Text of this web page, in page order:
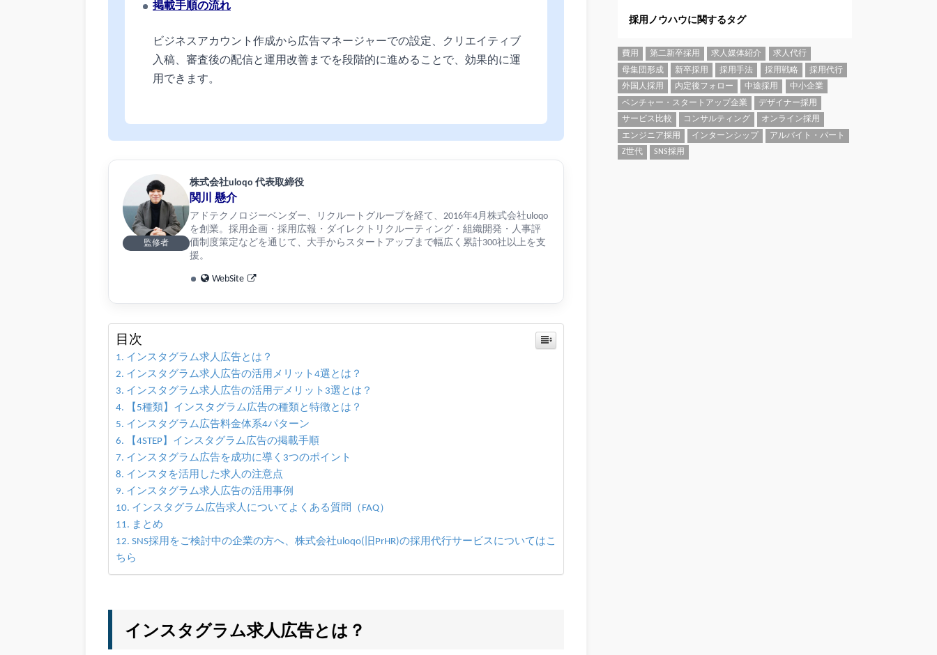
掲載手順の流れ
ビジネスアカウント作成から広告マネージャーでの設定、クリエイティブ
入稿、審査後の配信と運用改善までを段階的に進めることで、効果的に運
用できます。
監修者
株式会社uloqo 代表取締役
関川 懸介
アドテクノロジーベンダー、リクルートグループを経て、2016年4月株式会社uloqo
を創業。採用企画・採用広報・ダイレクトリクルーティング・組織開発・人事評
価制度策定などを通じて、大手からスタートアップまで幅広く累計300社以上を支
援。
WebSite
目次
インスタグラム求人広告とは？
インスタグラム求人広告の活用メリット4選とは？
インスタグラム求人広告の活用デメリット3選とは？
【5種類】インスタグラム広告の種類と特徴とは？
インスタグラム広告料金体系4パターン
【4STEP】インスタグラム広告の掲載手順
インスタグラム広告を成功に導く3つのポイント
インスタを活用した求人の注意点
インスタグラム求人広告の活用事例
インスタグラム広告求人についてよくある質問（FAQ）
まとめ
SNS採用をご検討中の企業の方へ、株式会社uloqo(旧PrHR)の採用代行サービスについてはこ
ちら
インスタグラム求人広告とは？
採用ノウハウに関するタグ
費用 第二新卒採用 求人媒体紹介
求人代行
母集団形成
新卒採用 採用手法 採用戦略
採用代行
外国人採用
内定後フォロー 中途採用
中小企業
ベンチャー・スタートアップ企業
デザイナー採用
サービス比較
コンサルティング
オンライン採用
エンジニア採用
インターンシップ
アルバイト・パート
Z世代
SNS採用